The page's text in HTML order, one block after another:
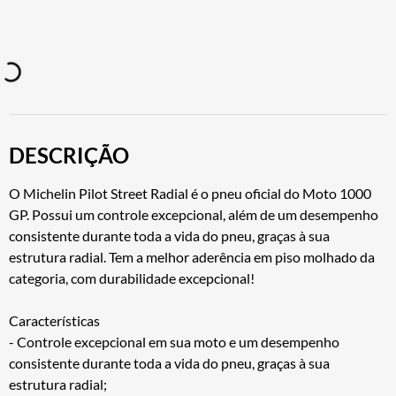
DESCRIÇÃO
O Michelin Pilot Street Radial é o pneu oficial do Moto 1000
GP. Possui um controle excepcional, além de um desempenho
consistente durante toda a vida do pneu, graças à sua
estrutura radial. Tem a melhor aderência em piso molhado da
categoria, com durabilidade excepcional!
Características
- Controle excepcional em sua moto e um desempenho
consistente durante toda a vida do pneu, graças à sua
estrutura radial;